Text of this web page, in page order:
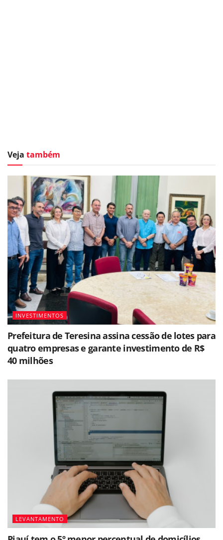
Veja também
INVESTIMENTOS
Prefeitura de Teresina assina cessão de lotes para
quatro empresas e garante investimento de R$
40 milhões
LEVANTAMENTO